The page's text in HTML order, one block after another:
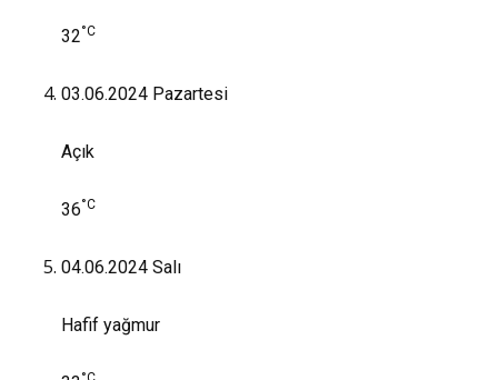
32°C
03.06.2024 Pazartesi
Açık
36°C
04.06.2024 Salı
Hafif yağmur